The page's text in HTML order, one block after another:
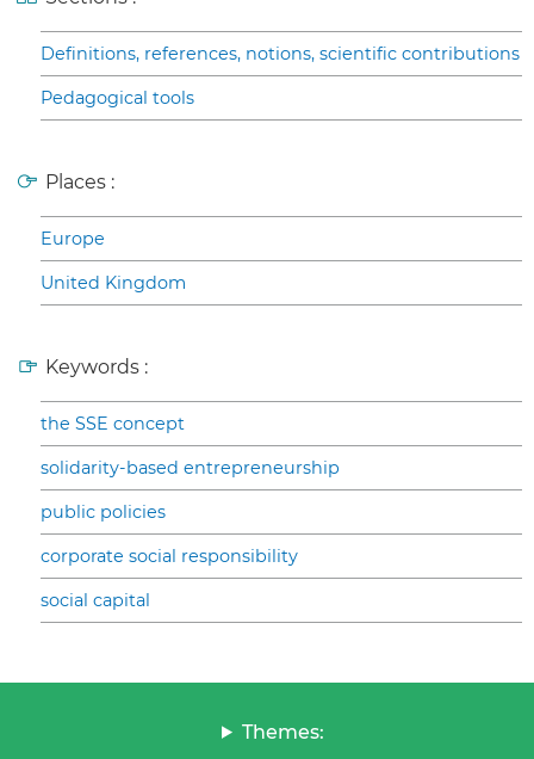
Definitions, references, notions, scientific contributions
Pedagogical tools
Places :
Europe
United Kingdom
Keywords :
the SSE concept
solidarity-based entrepreneurship
public policies
corporate social responsibility
social capital
Themes: